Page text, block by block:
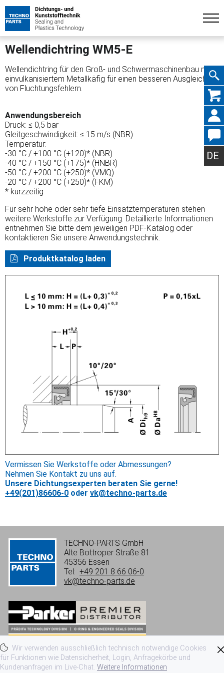
DE
Wir verwenden ausschließlich technisch notwendige Cookies
für Funktionen wie Datensicherheit, Login, Anfragekörbe und
Kundenanfragen im Live-Chat. Weitere Informationen
Wellendichtring WM5-E
Wellendichtring für den Groß- und Schwermaschinenbau mit
einvulkanisiertem Metallkäfig für einen besseren Ausgleich
von Fluchtungsfehlern.
Anwendungsbereich
Druck: ≤ 0,5 bar
Gleitgeschwindigkeit: ≤ 15 m/s (NBR)
Temperatur:
-30 °C / +100 °C (+120)* (NBR)
-40 °C / +150 °C (+175)* (HNBR)
-50 °C / +200 °C (+250)* (VMQ)
-20 °C / +200 °C (+250)* (FKM)
* kurzzeitig
Für sehr hohe oder sehr tiefe Einsatztemperaturen stehen
weitere Werkstoffe zur Verfügung. Detaillierte Informationen
entnehmen Sie bitte dem jeweiligen PDF-Katalog oder
kontaktieren Sie unsere Anwendungstechnik.
Produktkatalog laden
Vermissen Sie Werkstoffe oder Abmessungen?
Nehmen Sie Kontakt zu uns auf.
Unsere Dichtungsexperten beraten Sie gerne!
+49(201)86606-0 oder vk@techno-parts.de
TECHNO-PARTS GmbH
Alte Bottroper Straße 81
45356 Essen
Tel: +49 201 8 66 06-0
vk@techno-parts.de
Impressum
Datenschutzerklärung